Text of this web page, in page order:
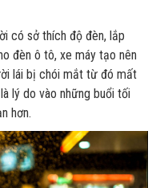
có sở thích độ đèn, lắp
đèn ô tô, xe máy tạo nên
lái bị chói mắt từ đó mất
lý do vào những buổi tối
hơn.